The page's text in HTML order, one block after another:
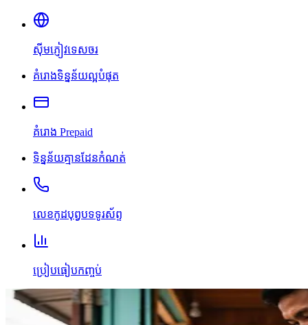
ស៊ីមភ្ញៀវទេសចរ
គំរោងទិន្នន័យល្អបំផុត
គំរោង Prepaid
ទិន្នន័យគ្មានដែនកំណត់
លេខកូដបុព្វបទទូរស័ព្ទ
ប្រៀបធៀបកញ្ចប់